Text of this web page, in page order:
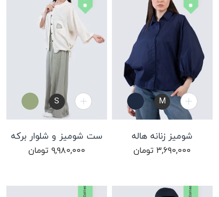
M
شومیز زنانه هاله
۳,۶۹۰,۰۰۰ تومان
S
ست شومیز و شلوار برکه
۹,۹۸۰,۰۰۰ تومان